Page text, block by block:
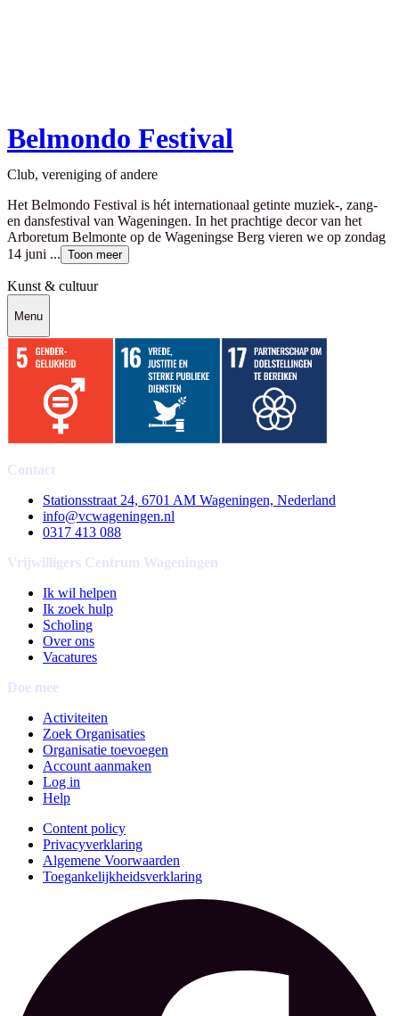
Belmondo Festival
Club, vereniging of andere
Het Belmondo Festival is hét internationaal getinte muziek-, zang-
en dansfestival van Wageningen. In het prachtige decor van het
Arboretum Belmonte op de Wageningse Berg vieren we op zondag
14 juni ... Toon meer
Kunst & cultuur
Menu
Contact
Stationsstraat 24, 6701 AM Wageningen, Nederland
info@vcwageningen.nl
0317 413 088
Vrijwilligers Centrum Wageningen
Ik wil helpen
Ik zoek hulp
Scholing
Over ons
Vacatures
Doe mee
Activiteiten
Zoek Organisaties
Organisatie toevoegen
Account aanmaken
Log in
Help
Content policy
Privacyverklaring
Algemene Voorwaarden
Toegankelijkheidsverklaring